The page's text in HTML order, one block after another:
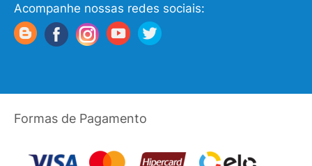
Acompanhe nossas redes sociais:
Formas de Pagamento